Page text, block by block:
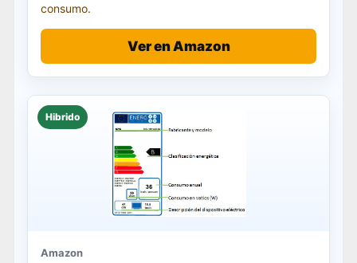
consumo.
Ver en Amazon
Hibrido
Amazon